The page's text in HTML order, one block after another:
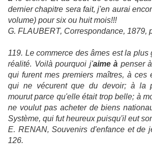
dernier chapitre sera fait, j'en aurai
volume) pour six ou huit mois!!!
G. FLAUBERT, Correspondance, 1879,
119. Le commerce des âmes est la plus
réalité. Voilà pourquoi j'aime à penser
qui furent mes premiers maîtres, à ces
qui ne vécurent que du devoir; à la
mourut parce qu'elle était trop belle; à
ne voulut pas acheter de biens
Système, qui fut heureux puisqu'il eut
E. RENAN, Souvenirs d'enfance et de
126.